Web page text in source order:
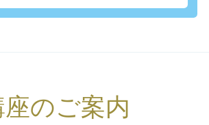
のご案内